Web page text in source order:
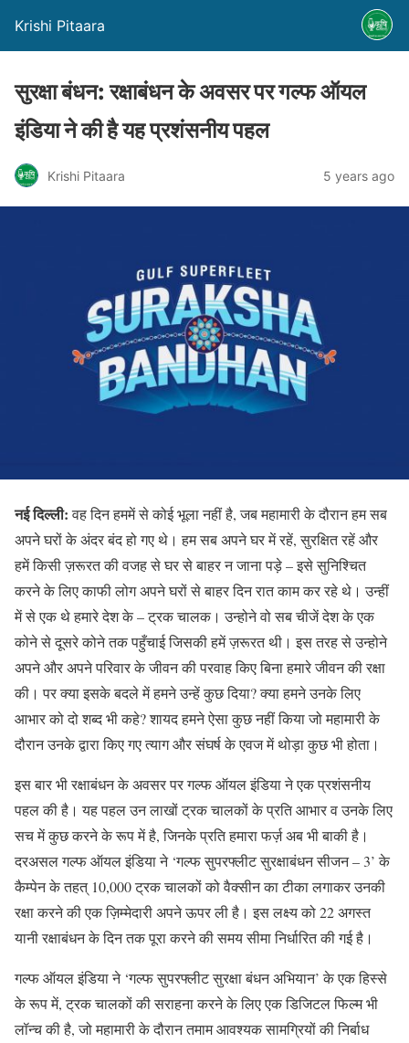
Krishi Pitaara
सुरक्षा बंधन: रक्षाबंधन के अवसर पर गल्फ ऑयल
इंडिया ने की है यह प्रशंसनीय पहल
Krishi Pitaara 5 years ago
नई दिल्ली:वह दिन हममें से कोई भूला नहीं है, जब महामारी के दौरान हम सब
अपने घरों के अंदर बंद हो गए थे। हम सब अपने घर में रहें, सुरक्षित रहें और
हमें किसी ज़रूरत की वजह से घर से बाहर न जाना पड़े – इसे सुनिश्चित
करने के लिए काफी लोग अपने घरों से बाहर दिन रात काम कर रहे थे। उन्हीं
में से एक थे हमारे देश के – ट्रक चालक। उन्होने वो सब चीजें देश के एक
कोने से दूसरे कोने तक पहुँचाई जिसकी हमें ज़रूरत थी। इस तरह से उन्होने
अपने और अपने परिवार के जीवन की परवाह किए बिना हमारे जीवन की रक्षा
की। पर क्या इसके बदले में हमने उन्हें कुछ दिया? क्या हमने उनके लिए
आभार को दो शब्द भी कहे? शायद हमने ऐसा कुछ नहीं किया जो महामारी के
दौरान उनके द्वारा किए गए त्याग और संघर्ष के एवज में थोड़ा कुछ भी होता।
इस बार भी रक्षाबंधन के अवसर पर गल्फ ऑयल इंडिया ने एक प्रशंसनीय
पहल की है। यह पहल उन लाखों ट्रक चालकों के प्रति आभार व उनके लिए
सच में कुछ करने के रूप में है, जिनके प्रति हमारा फर्ज़ अब भी बाकी है।
दरअसल गल्फ ऑयल इंडिया ने ‘गल्फ सुपरफ्लीट सुरक्षाबंधन सीजन – 3’ के
कैम्पेन के तहत् 10,000 ट्रक चालकों को वैक्सीन का टीका लगाकर उनकी
रक्षा करने की एक ज़िम्मेदारी अपने ऊपर ली है। इस लक्ष्य को 22 अगस्त
यानी रक्षाबंधन के दिन तक पूरा करने की समय सीमा निर्धारित की गई है।
गल्फ ऑयल इंडिया ने ‘गल्फ सुपरफ्लीट सुरक्षा बंधन अभियान’ के एक हिस्से
के रूप में, ट्रक चालकों की सराहना करने के लिए एक डिजिटल फिल्म भी
लॉन्च की है, जो महामारी के दौरान तमाम आवश्यक सामग्रियों की निर्बाध